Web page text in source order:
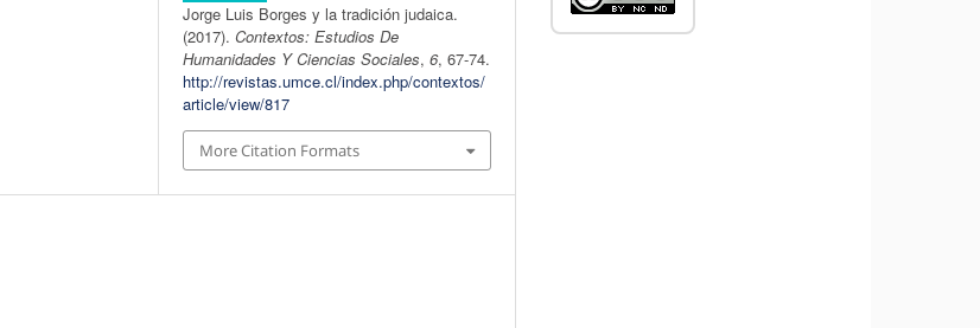
Jorge Luis Borges y la tradición judaica.
(2017).Contextos: Estudios De
Humanidades Y Ciencias Sociales,6, 67-74.
http://revistas.umce.cl/index.php/contextos/
article/view/817
More Citation Formats